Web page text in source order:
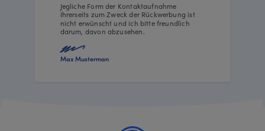
Jegliche Form der Kontaktaufnahme
Ihrerseits zum Zweck der Rückwerbung ist
nicht erwünscht und ich bitte freundlich
darum, davon abzusehen.
Max Musterman